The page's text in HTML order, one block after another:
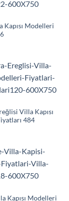
Kapısı Modelleri
Villa Kapısı
484
Kapısı Modelleri